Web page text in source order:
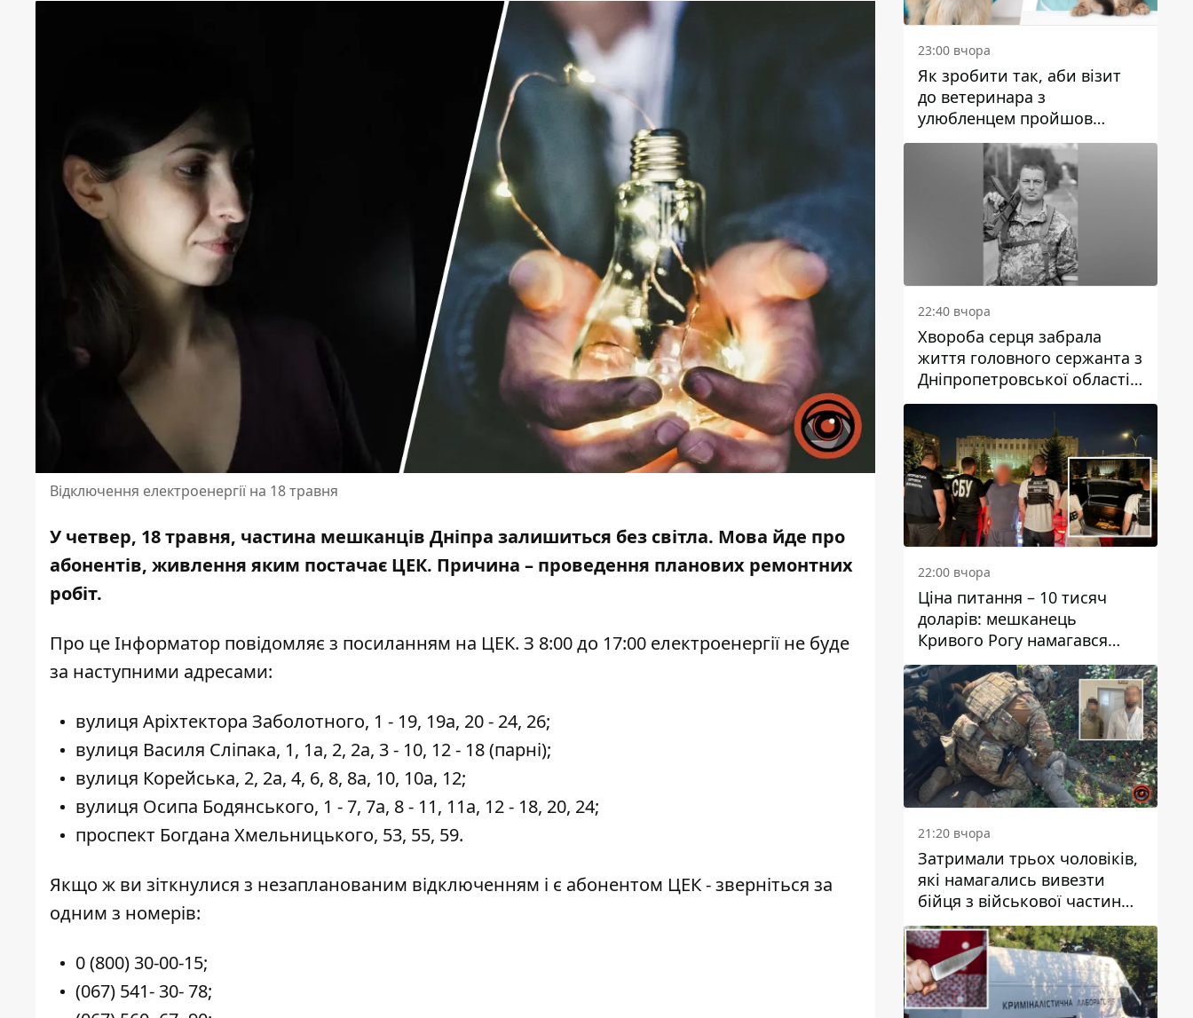
Відключення електроенергії на 18 травня
У четвер, 18травня, частина мешканців Дніпра залишиться без світла. Мова йде про
абонентів, живлення яким постачає ЦЕК. Причина – проведення планових ремонтних
робіт.
Про це Інформатор повідомляє з посиланням на ЦЕК. З 8:00 до 17:00 електроенергії не буде
за наступними адресами:
вулиця Аріхтектора Заболотного, 1 - 19, 19а, 20 - 24, 26;
вулиця Василя Сліпака, 1, 1а, 2, 2а, 3 - 10, 12 - 18 (парні);
вулиця Корейська, 2, 2а, 4, 6, 8, 8а, 10, 10а, 12;
вулиця Осипа Бодянського, 1 - 7, 7а, 8 - 11, 11а, 12 - 18, 20, 24;
проспект Богдана Хмельницького, 53, 55, 59.
Якщо ж ви зіткнулися з незапланованим відключенням і є абонентом ЦЕК - зверніться за
одним з номерів:
0 (800) 30-00-15;
(067) 541- 30- 78;
23:00 вчора
Як зробити так, аби візит
до ветеринара з
улюбленцем пройшов
спокійно: прості поради
22:40 вчора
Хвороба серця забрала
життя головного сержанта з
Дніпропетровської області
Юрія Свистуна
22:00 вчора
Ціна питання – 10 тисяч
доларів: мешканець
Кривого Рогу намагався
переправити чоловіка до
Словаччини
21:20 вчора
Затримали трьох чоловіків,
які намагались вивезти
бійця з військової частини
до Дніпра за 7 тисяч
доларів: серед них був лікар